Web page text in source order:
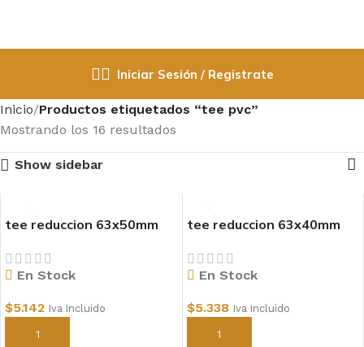
Iniciar Sesión / Registrate
Inicio Productos etiquetados “tee pvc”
Mostrando los 16 resultados
Show sidebar
tee reduccion 63x50mm
En Stock
$5.142 Iva Incluido
Añadir al carrito
tee reduccion 63x40mm
En Stock
$5.338 Iva Incluido
Añadir al carrito